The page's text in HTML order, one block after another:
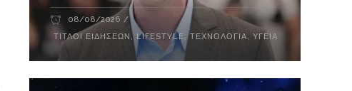
08/08/2026
ΤΊΤΛΟΙ ΕΙΔΉΣΕΩΝ , LIFESTYLE ,ΤΕΧΝΟΛΟΓΊΑ,ΥΓΕΊΑ